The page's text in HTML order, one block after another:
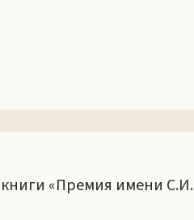
«Премия имени